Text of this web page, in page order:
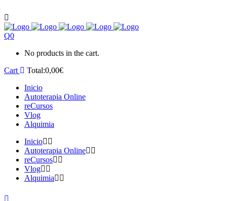
0
No products in the cart.
Cart
Total:0,00€
Inicio
Autoterapia Online
reCursos
Vlog
Alquimia
Inicio
Autoterapia Online
reCursos
Vlog
Alquimia